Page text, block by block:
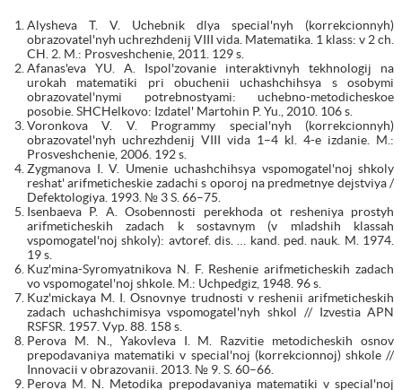
Alysheva T. V. Uchebnik dlya special'nyh (korrekcionnyh)
obrazovatel'nyh uchrezhdenij VIII vida. Matematika. 1 klass: v 2 ch.
CH. 2. M.: Prosveshchenie, 2011. 129 s.
Afanas'eva YU. A. Ispol'zovanie interaktivnyh tekhnologij na
urokah matematiki pri obuchenii uchashchihsya s osobymi
obrazovatel'nymi potrebnostyami: uchebno-metodicheskoe
posobie. SHCHelkovo: Izdatel' Martohin P. Yu., 2010. 106 s.
Voronkova V. V. Programmy special'nyh (korrekcionnyh)
obrazovatel'nyh uchrezhdenij VIII vida 1–4 kl. 4-e izdanie. M.:
Prosveshchenie, 2006. 192 s.
Zygmanova I. V. Umenie uchashchihsya vspomogatel'noj shkoly
reshat' arifmeticheskie zadachi s oporoj na predmetnye dejstviya /
Defektologiya. 1993. № 3 S. 66–75.
Isenbaeva P. A. Osobennosti perekhoda ot resheniya prostyh
arifmeticheskih zadach k sostavnym (v mladshih klassah
vspomogatel'noj shkoly): avtoref. dis. … kand. ped. nauk. M. 1974.
19 s.
Kuz'mina-Syromyatnikova N. F. Reshenie arifmeticheskih zadach
vo vspomogatel'noj shkole. M.: Uchpedgiz, 1948. 96 s.
Kuz'mickaya M. I. Osnovnye trudnosti v reshenii arifmeticheskih
zadach uchashchimisya vspomogatel'nyh shkol // Izvestia APN
RSFSR. 1957. Vyp. 88. 158 s.
Perova M. N., Yakovleva I. M. Razvitie metodicheskih osnov
prepodavaniya matematiki v special'noj (korrekcionnoj) shkole //
Innovacii v obrazovanii. 2013. № 9. S. 60–66.
Perova M. N. Metodika prepodavaniya matematiki v special'noj